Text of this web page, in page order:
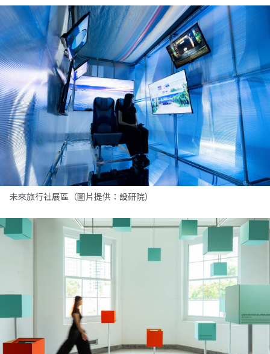
未來旅行社展區（圖片提供：設研院）